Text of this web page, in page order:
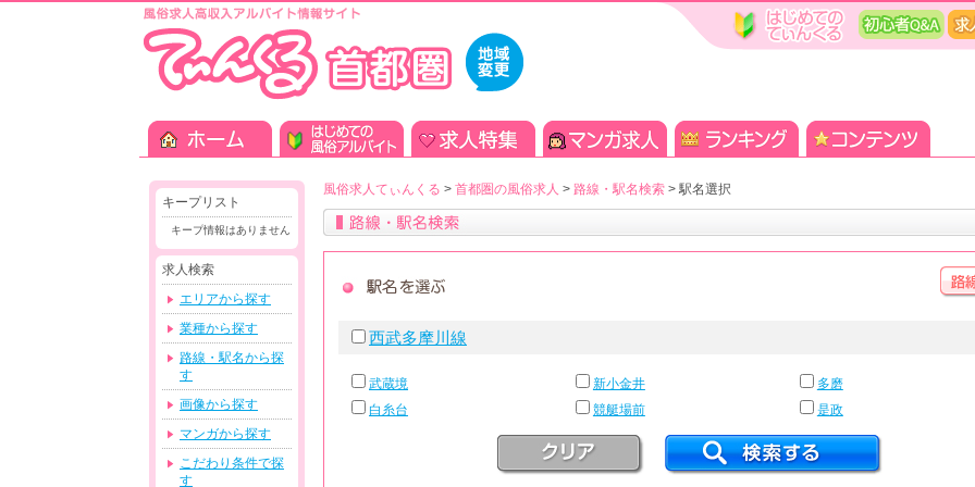
風俗求人てぃんくる > 首都圏の風俗求人 > 路線・駅名検索 > 駅名選択
西武多摩川線
武蔵境 新小金井
多磨
白糸台
競艇場前 是政
キープリスト
キープ情報はありません
求人検索
エリアから探す
業種から探す
路線・駅名から探
す
画像から探す
マンガから探す
こだわり条件で探
す